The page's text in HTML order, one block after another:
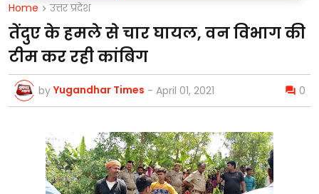
Home उत्तर प्रदेश
तेंदुए के हमले से चार घायल, वन विभाग की
टीम कर रही कांबिग
by Yugandhar Times - April 01, 2021 0